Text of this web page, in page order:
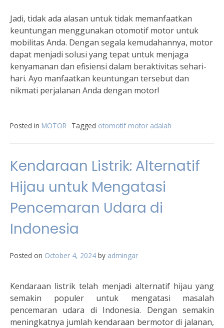
Jadi, tidak ada alasan untuk tidak memanfaatkan
keuntungan menggunakan otomotif motor untuk
mobilitas Anda. Dengan segala kemudahannya, motor
dapat menjadi solusi yang tepat untuk menjaga
kenyamanan dan efisiensi dalam beraktivitas sehari-
hari. Ayo manfaatkan keuntungan tersebut dan
nikmati perjalanan Anda dengan motor!
Posted in MOTOR Tagged otomotif motor adalah
Kendaraan Listrik: Alternatif
Hijau untuk Mengatasi
Pencemaran Udara di
Indonesia
Posted on October 4, 2024 by admingar
Kendaraan listrik telah menjadi alternatif hijau yang
semakin populer untuk mengatasi masalah
pencemaran udara di Indonesia. Dengan semakin
meningkatnya jumlah kendaraan bermotor di jalanan,